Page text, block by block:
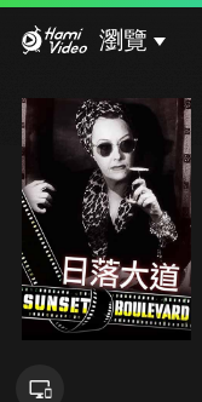
瀏覽